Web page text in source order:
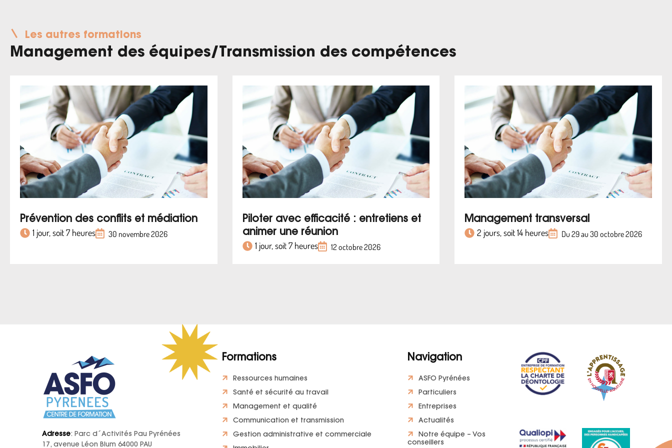
Les autres formations
Management des équipes/ Transmission des compétences
Prévention des conflits et médiation
1 jour, soit 7 heures 30 novembre 2026
Piloter avec efficacité : entretiens et
animer une réunion
1 jour, soit 7 heures 12 octobre 2026
Management transversal
2 jours, soit 14 heures Du 29 au 30 octobre 2026
Adresse: Parc d´Activités Pau Pyrénées
17, avenue Léon Blum 64000 PAU
Formations
Ressources humaines
Santé et sécurité au travail
Management et qualité
Communication et transmission
Gestion administrative et commerciale
Navigation
ASFO Pyrénées
Particuliers
Entreprises
Actualités
Notre équipe – Vos
conseillers